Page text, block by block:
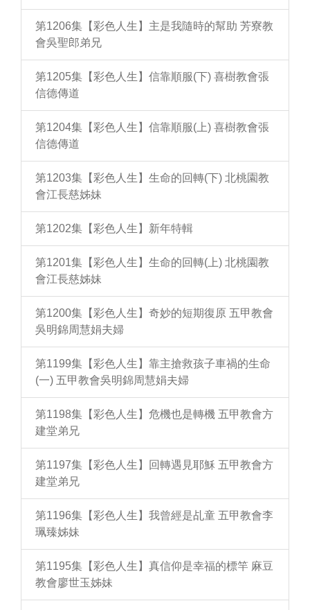
第1206集【彩色人生】主是我隨時的幫助 芳寮教
會吳聖郎弟兄
第1205集【彩色人生】信靠順服(下) 喜樹教會張
信德傳道
第1204集【彩色人生】信靠順服(上) 喜樹教會張
信德傳道
第1203集【彩色人生】生命的回轉(下) 北桃園教
會江長慈姊妹
第1202集【彩色人生】新年特輯
第1201集【彩色人生】生命的回轉(上) 北桃園教
會江長慈姊妹
第1200集【彩色人生】奇妙的短期復原 五甲教會
吳明錦周慧娟夫婦
第1199集【彩色人生】靠主搶救孩子車禍的生命
(一) 五甲教會吳明錦周慧娟夫婦
第1198集【彩色人生】危機也是轉機 五甲教會方
建堂弟兄
第1197集【彩色人生】回轉遇見耶穌 五甲教會方
建堂弟兄
第1196集【彩色人生】我曾經是乩童 五甲教會李
珮臻姊妹
第1195集【彩色人生】真信仰是幸福的標竿 麻豆
教會廖世玉姊妹